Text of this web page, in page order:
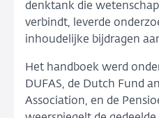
denktank die
verbindt, leverde
inhoudelijke bijdragen
Het handboek werd
DUFAS, de Dutch Fund
Association, en de